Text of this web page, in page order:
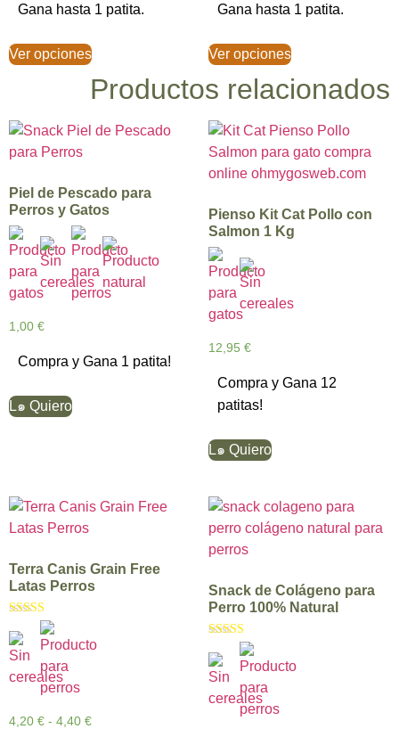
Gana hasta 1 patita.
Ver opciones
Gana hasta 1 patita.
Ver opciones
Productos relacionados
Piel de Pescado para
Perros y Gatos
1,00 €
Compra y Gana 1 patita!
L๑ Quiero
Pienso Kit Cat Pollo con
Salmon 1 Kg
12,95 €
Compra y Gana 12
patitas!
L๑ Quiero
Terra Canis Grain Free
Latas Perros
Valorado con
5.00
de 5
4,20 € - 4,40 €
Snack de Colágeno para
Perro 100% Natural
Valorado con
5.00
de 5